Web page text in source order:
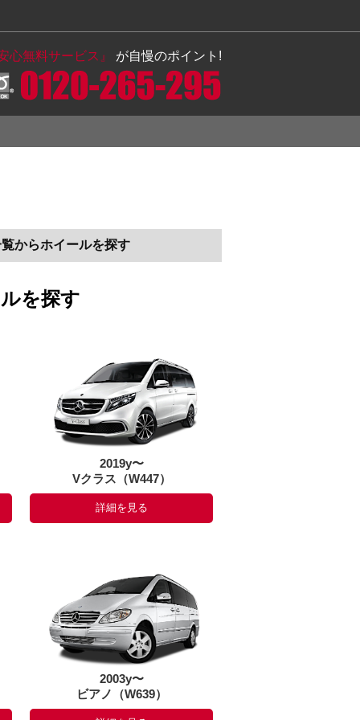
心無料サービス』 が自慢のポイント!
からホイールを探す
を探す
2019y〜
Vクラス（W447）
詳細を見る
2003y〜
ビアノ（W639）